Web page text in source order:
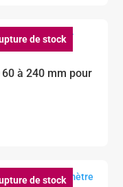
de stock
à 240 mm pour
de stock